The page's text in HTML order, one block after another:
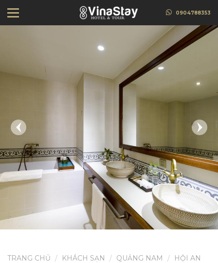
0904788353
TRANG CHỦ KHÁCH SẠN QUẢNG NAM
HỘI AN